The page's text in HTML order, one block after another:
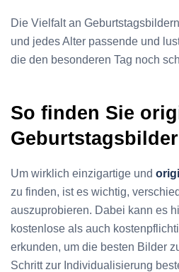
Die Vielfalt an
und jedes Alter passende und
die den besonderen Tag noch
So finden Sie
Geburtstagsbilder
Um wirklich einzigartige und
zu finden, ist es wichtig,
auszuprobieren. Dabei kann es
kostenlose als auch
erkunden, um die besten Bilder
Schritt zur Individualisierung